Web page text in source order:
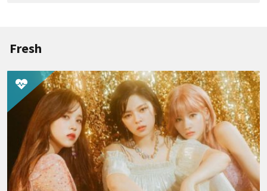
Fresh